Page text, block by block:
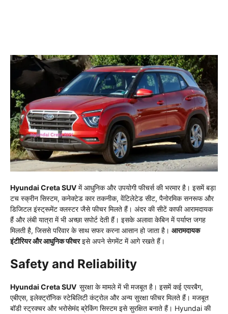
Hyundai Creta SUV में आधुनिक और उपयोगी फीचर्स की भरमार है। इसमें बड़ा
टच स्क्रीन सिस्टम, कनेक्टेड कार तकनीक, वेंटिलेटेड सीट, पैनोरमिक सनरूफ और
डिजिटल इंस्ट्रूमेंट क्लस्टर जैसे फीचर मिलते हैं। अंदर की सीटें काफी आरामदायक
हैं और लंबी यात्रा में भी अच्छा सपोर्ट देती हैं। इसके अलावा केबिन में पर्याप्त जगह
मिलती है, जिससे परिवार के साथ सफर करना आसान हो जाता है। आरामदायक
इंटीरियर और आधुनिक फीचरइसे अपने सेगमेंट में आगे रखते हैं।
Safety and Reliability
Hyundai Creta SUV सुरक्षा के मामले में भी मजबूत है। इसमें कई एयरबैग,
एबीएस, इलेक्ट्रॉनिक स्टेबिलिटी कंट्रोल और अन्य सुरक्षा फीचर मिलते हैं। मजबूत
बॉडी स्ट्रक्चर और भरोसेमंद ब्रेकिंग सिस्टम इसे सुरक्षित बनाते हैं। Hyundai की